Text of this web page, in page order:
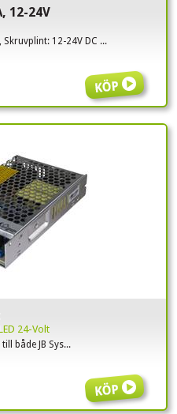
12-24V
12-24V DC ...
Köp
24-Volt
både JB Sys...
Köp